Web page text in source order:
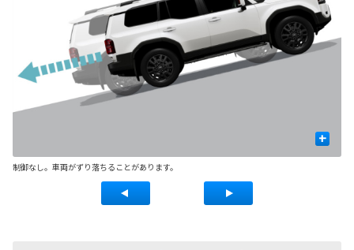
+
制御なし。車両がずり落ちることがあります。